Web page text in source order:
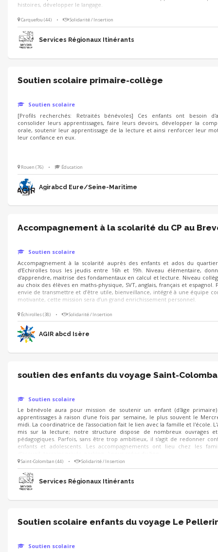
histoires, développer le langage.
Carquefou (44) • Solidarité / Insertion
Services Régionaux Itinérants
Soutien scolaire primaire-collège
Soutien scolaire
[Profils recherchés: Retraités bénévoles] Ces enfants ont besoin
consolider leurs apprentissages, faire leurs devoirs, développer la
orale, soutenir leur apprentissage de la lecture et ainsi renforcer leur
leur confiance en eux.
Rouen (76) • Éducation
Agirabcd Eure/Seine-Maritime
Accompagnement à la scolarité du CP au
Soutien scolaire
Accompagnement à la scolarité auprès des enfants et ados du
d’Echirolles tous les jeudis entre 16h et 19h. Niveau élémentaire,
d'apprendre, maitrise des fondamentaux en calcul et lecture. Niveau
au choix des élèves en maths-physique, SVT, anglais, français et espagnol.
envie de transmettre et d’être utile, bienveillance, intégré à une équipe
motivante, cette mission sera d’un grand enrichissement personnel.
Échirolles (38) • Solidarité / Insertion
AGIR abcd Isère
soutien des enfants du voyage Saint-
Soutien scolaire
Le bénévole aura pour mission de soutenir un enfant (d'âge primaire)
apprentissages à raison d'une fois par semaine, le plus souvent le
midi. La coordinatrice de l'association fait le lien avec la famille et l'école.
mis sur la lecture; notre structure dispose de nombreux ouvrages
pédagogiques. Parfois, sans être trop ambitieux, il s'agit de redonner
enfants et adolescents. Les accompagnements ont lieu chez les
Saint-Colomban (44) • Solidarité / Insertion
Services Régionaux Itinérants
Soutien scolaire enfants du voyage Le
Soutien scolaire